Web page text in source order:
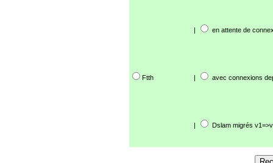
| en attente de
Ftth | avec connexions
| Dslam migrés